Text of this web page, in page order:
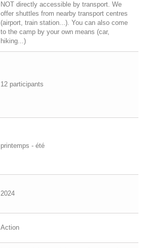
NOT directly accessible by transport. We
offer shuttles from nearby transport centres
(airport, train station...). You can also come
to the camp by your own means (car,
hiking...)
12 participants
printemps - été
2024
Action